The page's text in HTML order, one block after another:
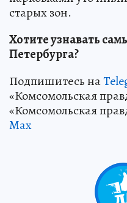
старых зон.
Хотите узнавать
Петербурга?
Подпишитесь на
«Комсомольская
«Комсомольская
Max